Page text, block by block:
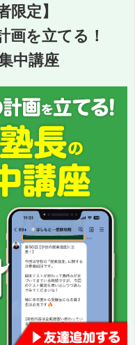
限定】
画を立てる！
中講座